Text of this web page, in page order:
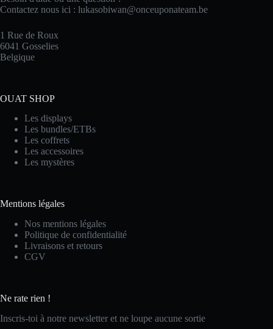
Contactez nous ici : lukasobiwan@onceuponateam.be
1 Rue de Roux
6041 Gosselies
Belgique
OUAT SHOP
Les displays
Les bundles/ETBs
Les coffrets
Les accessoires
Les mystères
Mentions légales
Nos mentions légales
Politique de confidentialité
Livraisons et retours
CGV
Ne rate rien !
Inscris-toi à notre newsletter et ne loupe aucune sortie